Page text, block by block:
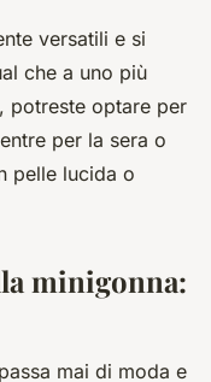
versatili e si
che a uno più
potreste optare per
per la sera o
pelle lucida o
minigonna:
mai di moda e